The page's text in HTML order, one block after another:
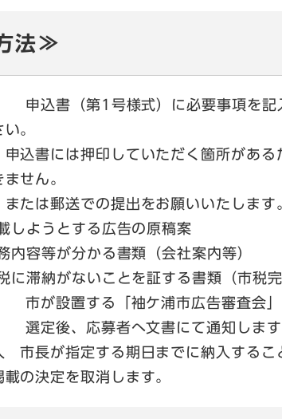
法≫
込書（第1号様式）に必要事項を記
。
書には押印していただく箇所がある
せん。
は郵送での提出をお願いいたします
しようとする広告の原稿案
内容等が分かる書類（会社案内等）
に滞納がないことを証する書類（市税完
が設置する「袖ケ浦市広告審査会」
定後、応募者へ文書にて通知します
市長が指定する期日までに納入するこ
載の決定を取消します。